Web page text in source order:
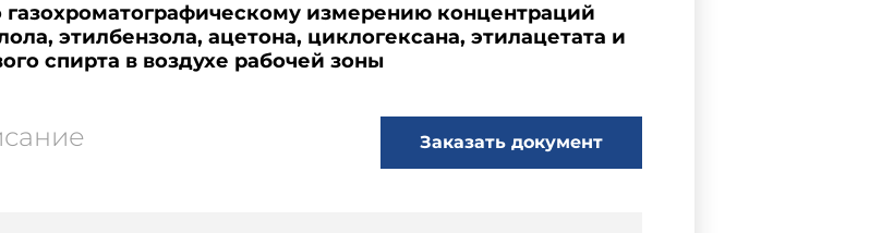
измерению концентраций
этилбензола, ацетона, циклогексана, этилацетата и
спирта в воздухе рабочей зоны
Заказать документ